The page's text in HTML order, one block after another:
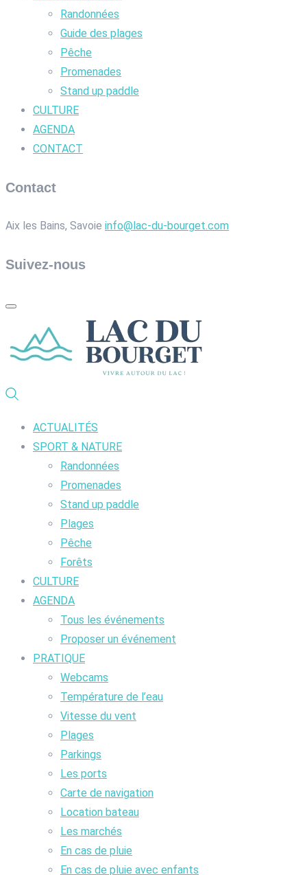
Randonnées
Guide des plages
Pêche
Promenades
Stand up paddle
CULTURE
AGENDA
CONTACT
Contact
Aix les Bains, Savoie info@lac-du-bourget.com
Suivez-nous
ACTUALITÉS
SPORT & NATURE
Randonnées
Promenades
Stand up paddle
Plages
Pêche
Forêts
CULTURE
AGENDA
Tous les événements
Proposer un événement
PRATIQUE
Webcams
Température de l’eau
Vitesse du vent
Plages
Parkings
Les ports
Carte de navigation
Location bateau
Les marchés
En cas de pluie
En cas de pluie avec enfants